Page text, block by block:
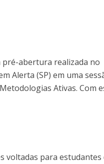
pré-abertura realizada no
Alerta (SP) em uma
Ativas. Com
voltadas para estudantes